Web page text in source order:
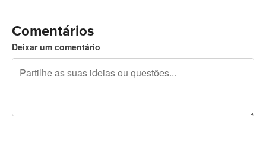
Comentários
Deixar um comentário